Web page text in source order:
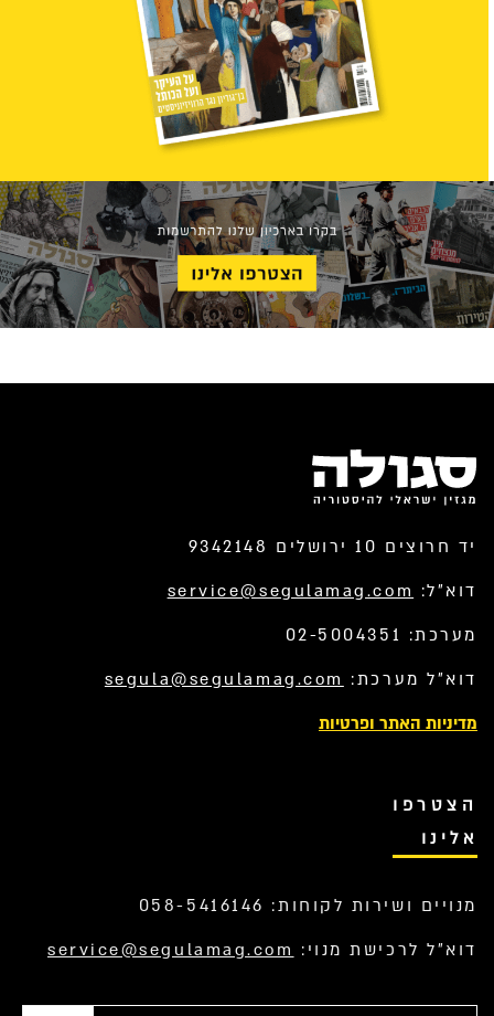
יד חרוצים 10 ירושלים 9342148
דוא”ל: service@segulamag.com
מערכת: 02-5004351
דוא”ל מערכת: segula@segulamag.com
מדיניות האתר ופרטיות
הצטרפו
אלינו
מנויים ושירות לקוחות: 058-5416146
דוא”ל לרכישת מנוי: service@segulamag.com